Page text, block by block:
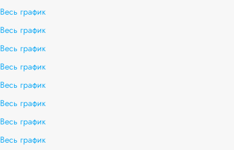
Весь график
Весь график
Весь график
Весь график
Весь график
Весь график
Весь график
Весь график